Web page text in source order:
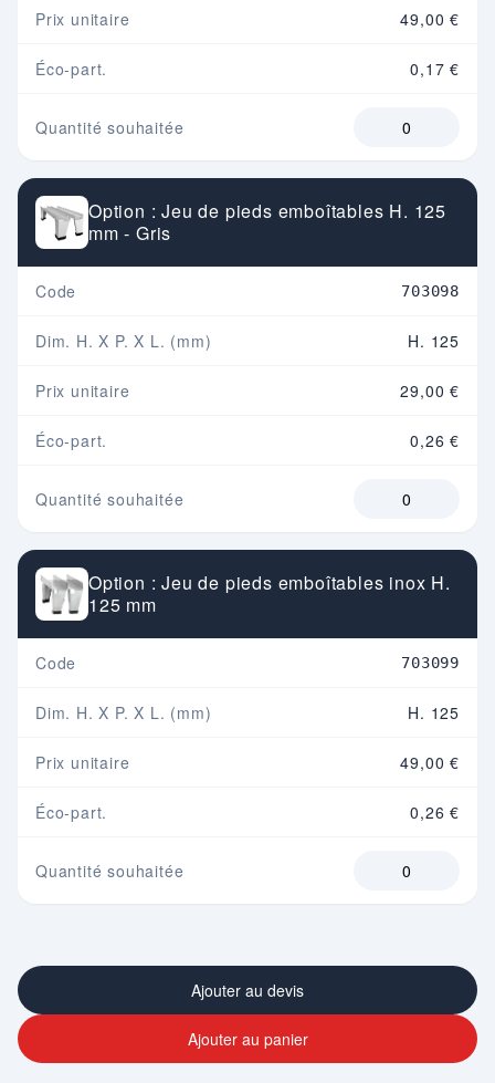
Prix unitaire 49,00 €
Éco-part. 0,17 €
Quantité souhaitée
Option : Jeu de pieds emboîtables H. 125
mm - Gris
Code 703098
Dim. H. X P. X L. (mm) H. 125
Prix unitaire 29,00 €
Éco-part. 0,26 €
Quantité souhaitée
Option : Jeu de pieds emboîtables inox H.
125 mm
Code 703099
Dim. H. X P. X L. (mm) H. 125
Prix unitaire 49,00 €
Éco-part. 0,26 €
Quantité souhaitée
Ajouter au devis
Ajouter au panier